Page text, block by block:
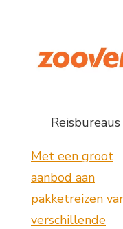
Reisbureaus
Met een groot
aanbod aan
pakketreizen
verschillende